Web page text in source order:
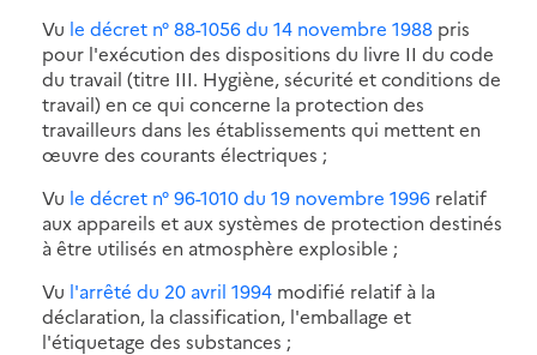
Vu le décret n° 88-1056 du 14 novembre 1988 pris
pour l'exécution des dispositions du livre II du code
du travail (titre III. Hygiène, sécurité et conditions de
travail) en ce qui concerne la protection des
travailleurs dans les établissements qui mettent en
œuvre des courants électriques ;
Vu le décret n° 96-1010 du 19 novembre 1996 relatif
aux appareils et aux systèmes de protection destinés
à être utilisés en atmosphère explosible ;
Vu l'arrêté du 20 avril 1994 modifié relatif à la
déclaration, la classification, l'emballage et
l'étiquetage des substances ;